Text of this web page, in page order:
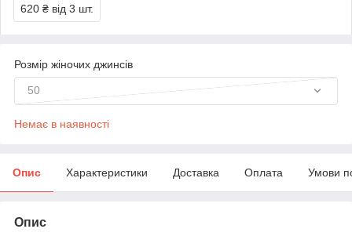
620 ₴ від 3 шт.
Розмір жіночих джинсів
50
Немає в наявності
Опис Характеристики Доставка Оплата Умови
Опис